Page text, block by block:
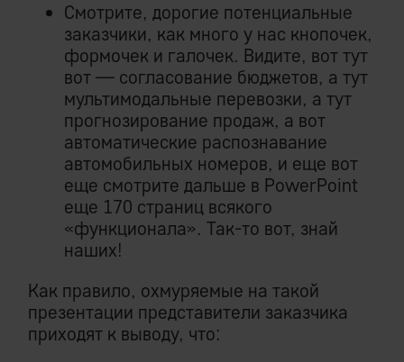
Смотрите, дорогие потенциальные
заказчики, как много у нас кнопочек,
формочек и галочек. Видите, вот тут
вот — согласование бюджетов, а тут
мультимодальные перевозки, а тут
прогнозирование продаж, а вот
автоматические распознавание
автомобильных номеров, и еще вот
еще смотрите дальше в PowerPoint
еще 170 страниц всякого
«функционала». Так-то вот, знай
наших!
Как правило, охмуряемые на такой
презентации представители заказчика
приходят к выводу, что: